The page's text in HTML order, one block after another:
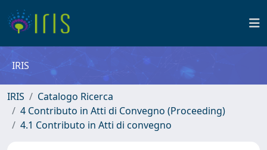
IRIS
IRIS
Catalogo Ricerca
4 Contributo in Atti di Convegno (Proceeding)
4.1 Contributo in Atti di convegno